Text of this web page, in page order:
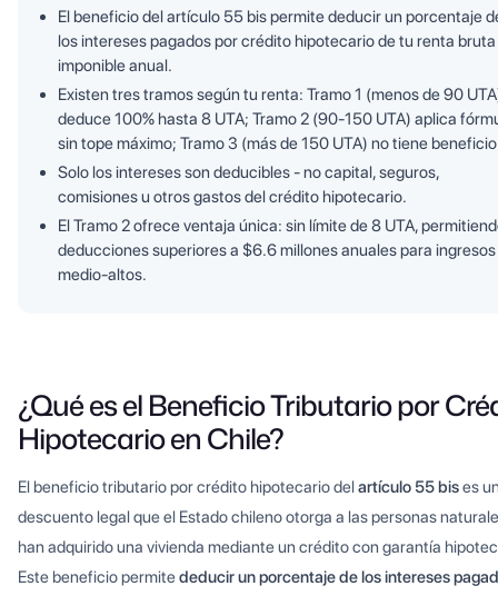
El beneficio del artículo 55 bis permite deducir un porcentaje
los intereses pagados por crédito hipotecario de tu renta bruta
imponible anual.
Existen tres tramos según tu renta: Tramo 1 (menos de 90
deduce 100% hasta 8 UTA; Tramo 2 (90-150 UTA) aplica
sin tope máximo; Tramo 3 (más de 150 UTA) no tiene
Solo los intereses son deducibles - no capital, seguros,
comisiones u otros gastos del crédito hipotecario.
El Tramo 2 ofrece ventaja única: sin límite de 8 UTA,
deducciones superiores a $6.6 millones anuales para ingresos
medio-altos.
¿Qué es el Beneficio Tributario por
Hipotecario en Chile?
El beneficio tributario por crédito hipotecario delartículo 55 bises
descuento legal que el Estado chileno otorga a las personas
han adquirido una vivienda mediante un crédito con garantía
Este beneficio permitededucir un porcentaje de los intereses